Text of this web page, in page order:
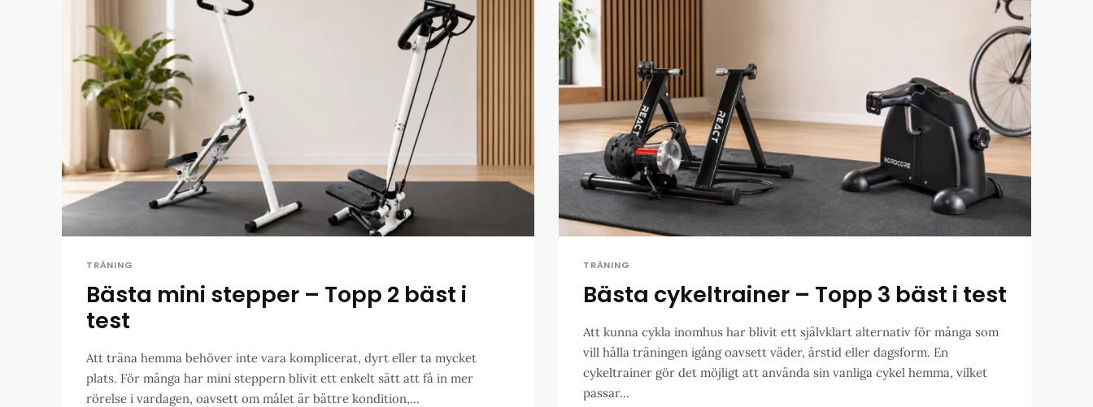
TRÄNING
Bästa mini stepper – Topp 2 bäst i
test
Att träna hemma behöver inte vara komplicerat, dyrt eller ta mycket
plats. För många har mini steppern blivit ett enkelt sätt att få in mer
rörelse i vardagen, oavsett om målet är bättre kondition,...
TRÄNING
Bästa cykeltrainer – Topp 3 bäst i test
Att kunna cykla inomhus har blivit ett självklart alternativ för många som
vill hålla träningen igång oavsett väder, årstid eller dagsform. En
cykeltrainer gör det möjligt att använda sin vanliga cykel hemma, vilket
passar...